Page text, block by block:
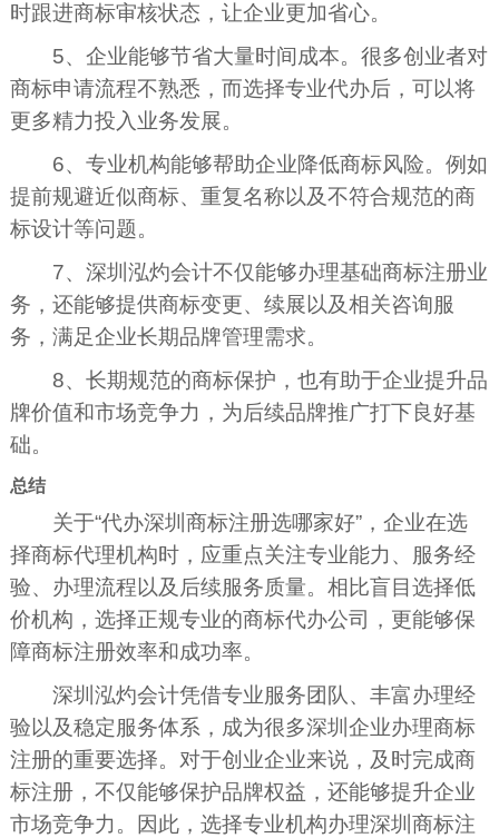
时跟进商标审核状态，让企业更加省心。
5、企业能够节省大量时间成本。很多创业者对
商标申请流程不熟悉，而选择专业代办后，可以将
更多精力投入业务发展。
6、专业机构能够帮助企业降低商标风险。例如
提前规避近似商标、重复名称以及不符合规范的商
标设计等问题。
7、深圳泓灼会计不仅能够办理基础商标注册业
务，还能够提供商标变更、续展以及相关咨询服
务，满足企业长期品牌管理需求。
8、长期规范的商标保护，也有助于企业提升品
牌价值和市场竞争力，为后续品牌推广打下良好基
础。
总结
关于“代办深圳商标注册选哪家好”，企业在选
择商标代理机构时，应重点关注专业能力、服务经
验、办理流程以及后续服务质量。相比盲目选择低
价机构，选择正规专业的商标代办公司，更能够保
障商标注册效率和成功率。
深圳泓灼会计凭借专业服务团队、丰富办理经
验以及稳定服务体系，成为很多深圳企业办理商标
注册的重要选择。对于创业企业来说，及时完成商
标注册，不仅能够保护品牌权益，还能够提升企业
市场竞争力。因此，选择专业机构办理深圳商标注